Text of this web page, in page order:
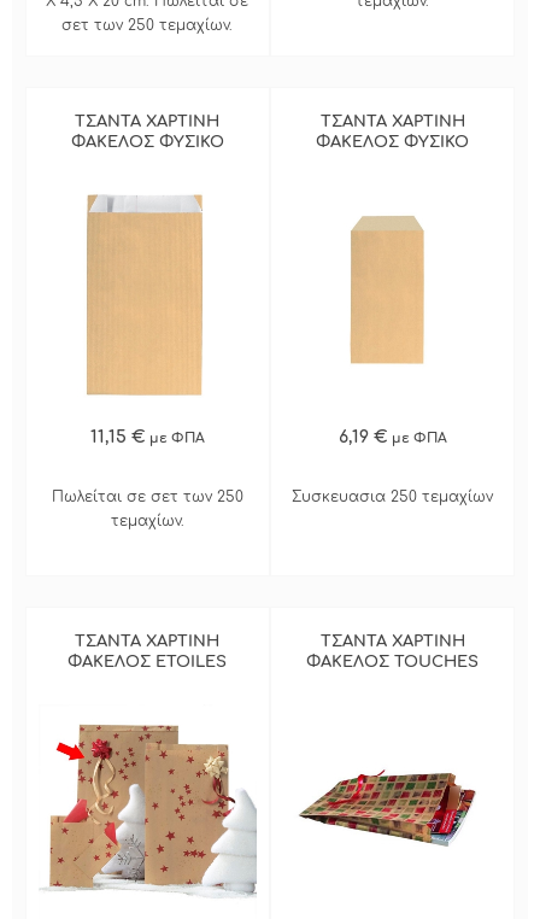
σετ των 250 τεμαχίων.
ΤΣΑΝΤΑ ΧΑΡΤΙΝΗ
ΦΑΚΕΛΟΣ ΦΥΣΙΚΟ
11,15 € με ΦΠΑ
Πωλείται σε σετ των 250
τεμαχίων.
ΤΣΑΝΤΑ ΧΑΡΤΙΝΗ
ΦΑΚΕΛΟΣ ΦΥΣΙΚΟ
6,19 € με ΦΠΑ
Συσκευασια 250 τεμαχίων
ΤΣΑΝΤΑ ΧΑΡΤΙΝΗ
ΦΑΚΕΛΟΣ ETOILES
ΤΣΑΝΤΑ ΧΑΡΤΙΝΗ
ΦΑΚΕΛΟΣ TOUCHES